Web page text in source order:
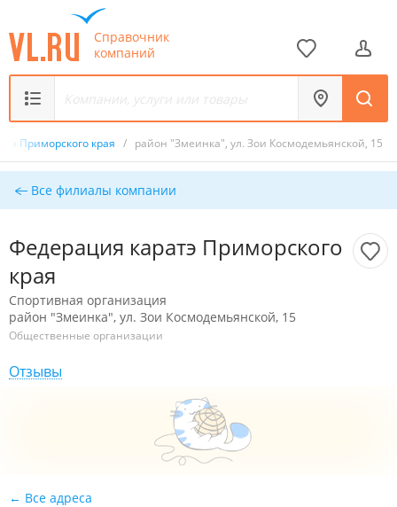
Справочник
компаний
Приморского края / район "Змеинка", ул. Зои Космодемьянской, 15
Все филиалы компании
Федерация каратэ Приморского
края
Спортивная организация
район "Змеинка", ул. Зои Космодемьянской, 15
Общественные организации
Отзывы
Все адреса